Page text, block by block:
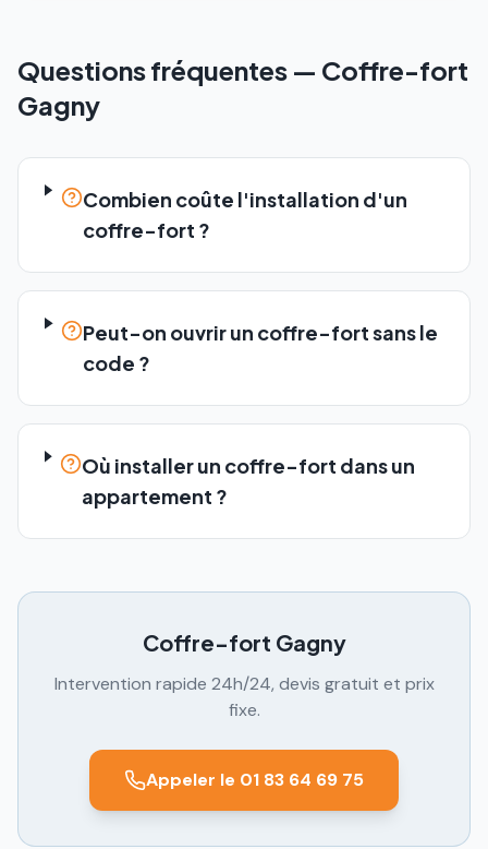
Questions fréquentes — Coffre-fort
Gagny
Combien coûte l'installation d'un
coffre-fort ?
Peut-on ouvrir un coffre-fort sans le
code ?
Où installer un coffre-fort dans un
appartement ?
Coffre-fort Gagny
Intervention rapide 24h/24, devis gratuit et prix
fixe.
Appeler le 01 83 64 69 75